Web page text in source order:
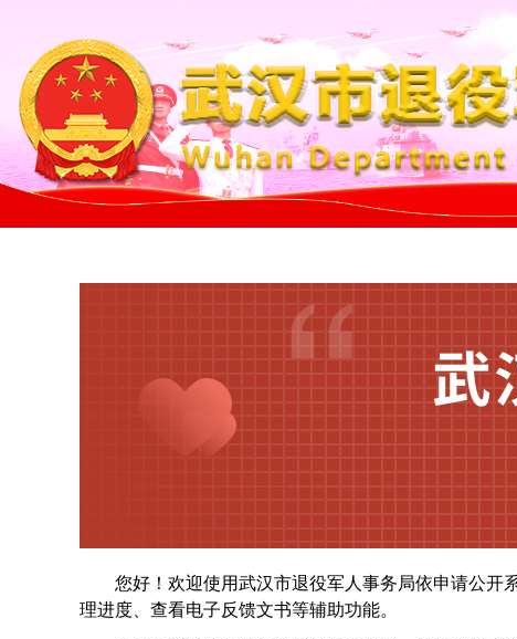
您好！欢迎使用武汉市退役军人事务局依申请公开
理进度、查看电子反馈文书等辅助功能。